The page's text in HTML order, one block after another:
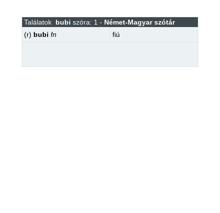
Találatok bubi szóra: 1 - Német-Magyar szótár
(r) bubi fn fiú